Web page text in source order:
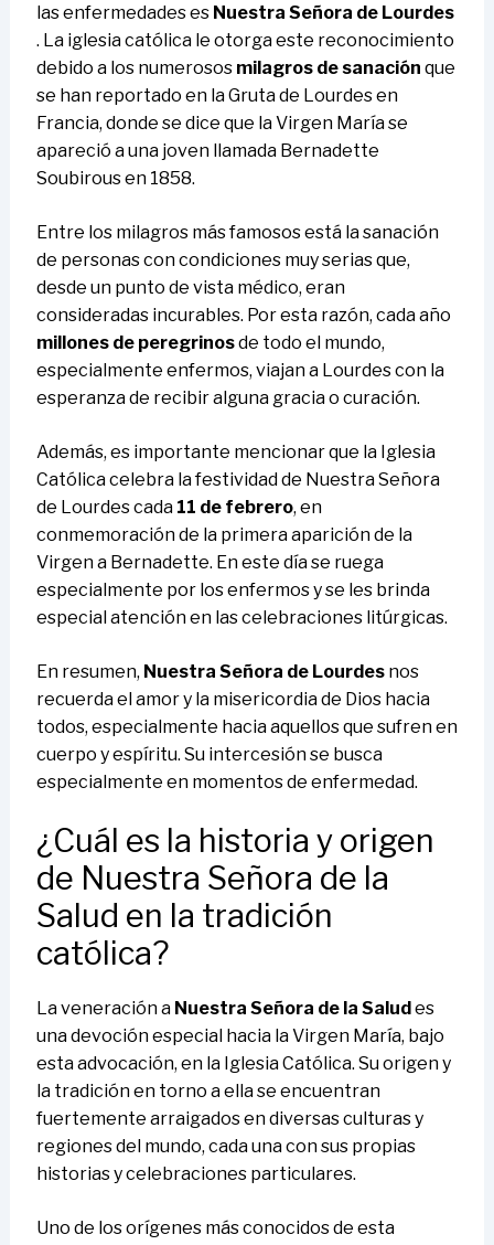
las enfermedades es Nuestra Señora de Lourdes
. La iglesia católica le otorga este reconocimiento
debido a los numerosos milagros de sanación que
se han reportado en la Gruta de Lourdes en
Francia, donde se dice que la Virgen María se
apareció a una joven llamada Bernadette
Soubirous en 1858.
Entre los milagros más famosos está la sanación
de personas con condiciones muy serias que,
desde un punto de vista médico, eran
consideradas incurables. Por esta razón, cada año
millones de peregrinosde todo el mundo,
especialmente enfermos, viajan a Lourdes con la
esperanza de recibir alguna gracia o curación.
Además, es importante mencionar que la Iglesia
Católica celebra la festividad de Nuestra Señora
de Lourdes cada 11 de febrero, en
conmemoración de la primera aparición de la
Virgen a Bernadette. En este día se ruega
especialmente por los enfermos y se les brinda
especial atención en las celebraciones litúrgicas.
En resumen, Nuestra Señora de Lourdesnos
recuerda el amor y la misericordia de Dios hacia
todos, especialmente hacia aquellos que sufren en
cuerpo y espíritu. Su intercesión se busca
especialmente en momentos de enfermedad.
¿Cuál es la historia y origen
de Nuestra Señora de la
Salud en la tradición
católica?
La veneración a Nuestra Señora de la Saludes
una devoción especial hacia la Virgen María, bajo
esta advocación, en la Iglesia Católica. Su origen y
la tradición en torno a ella se encuentran
fuertemente arraigados en diversas culturas y
regiones del mundo, cada una con sus propias
historias y celebraciones particulares.
Uno de los orígenes más conocidos de esta